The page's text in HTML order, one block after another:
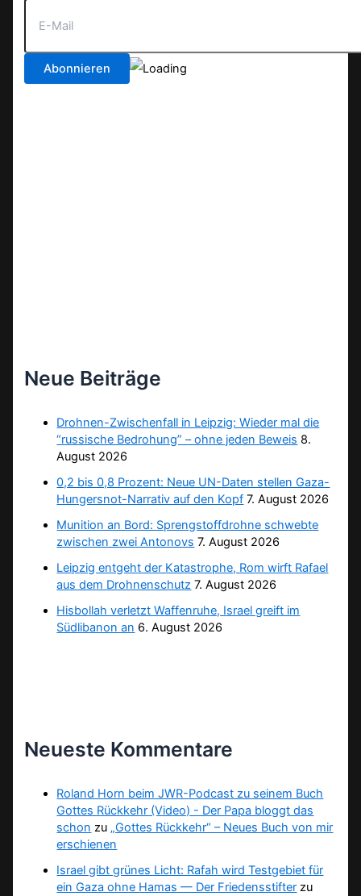
Neue Beiträge
Drohnen-Zwischenfall in Leipzig: Wieder mal die
“russische Bedrohung” – ohne jeden Beweis 8.
August 2026
0,2 bis 0,8 Prozent: Neue UN-Daten stellen Gaza-
Hungersnot-Narrativ auf den Kopf 7. August 2026
Munition an Bord: Sprengstoffdrohne schwebte
zwischen zwei Antonovs 7. August 2026
Leipzig entgeht der Katastrophe, Rom wirft Rafael
aus dem Drohnenschutz 7. August 2026
Hisbollah verletzt Waffenruhe, Israel greift im
Südlibanon an 6. August 2026
Neueste Kommentare
Roland Horn beim JWR-Podcast zu seinem Buch
Gottes Rückkehr (Video) - Der Papa bloggt das
schon zu „Gottes Rückkehr“ – Neues Buch von mir
erschienen
Israel gibt grünes Licht: Rafah wird Testgebiet für
ein Gaza ohne Hamas — Der Friedensstifter zu